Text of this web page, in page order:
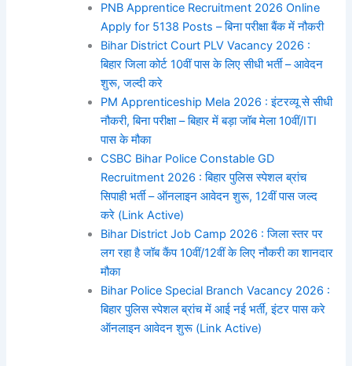
PNB Apprentice Recruitment 2026 Online
Apply for 5138 Posts – बिना परीक्षा बैंक में नौकरी
Bihar District Court PLV Vacancy 2026 :
बिहार जिला कोर्ट 10वीं पास के लिए सीधी भर्ती – आवेदन
शुरू, जल्दी करे
PM Apprenticeship Mela 2026 : इंटरव्यू से सीधी
नौकरी, बिना परीक्षा – बिहार में बड़ा जॉब मेला 10वीं/ITI
पास के मौका
CSBC Bihar Police Constable GD
Recruitment 2026 : बिहार पुलिस स्पेशल ब्रांच
सिपाही भर्ती – ऑनलाइन आवेदन शुरू, 12वीं पास जल्द
करे (Link Active)
Bihar District Job Camp 2026 : जिला स्तर पर
लग रहा है जॉब कैंप 10वीं/12वीं के लिए नौकरी का शानदार
मौका
Bihar Police Special Branch Vacancy 2026 :
बिहार पुलिस स्पेशल ब्रांच में आई नई भर्ती, इंटर पास करे
ऑनलाइन आवेदन शुरू (Link Active)